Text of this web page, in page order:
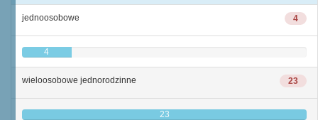
4
jednoosobowe
4
23
wieloosobowe jednorodzinne
23